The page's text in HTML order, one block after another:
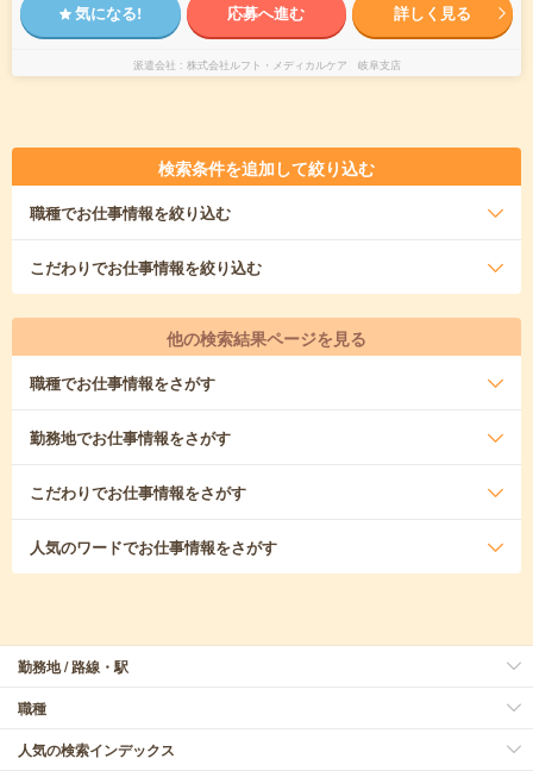
気になる! 応募へ進む 詳しく見る
派遣会社 株式会社ルフト・メディカルケア 岐阜支店
検索条件を追加して絞り込む
職種でお仕事情報を絞り込む
こだわりでお仕事情報を絞り込む
他の検索結果ページを見る
職種でお仕事情報をさがす
勤務地でお仕事情報をさがす
こだわりでお仕事情報をさがす
人気のワードでお仕事情報をさがす
勤務地 / 路線・駅
職種
人気の検索インデックス